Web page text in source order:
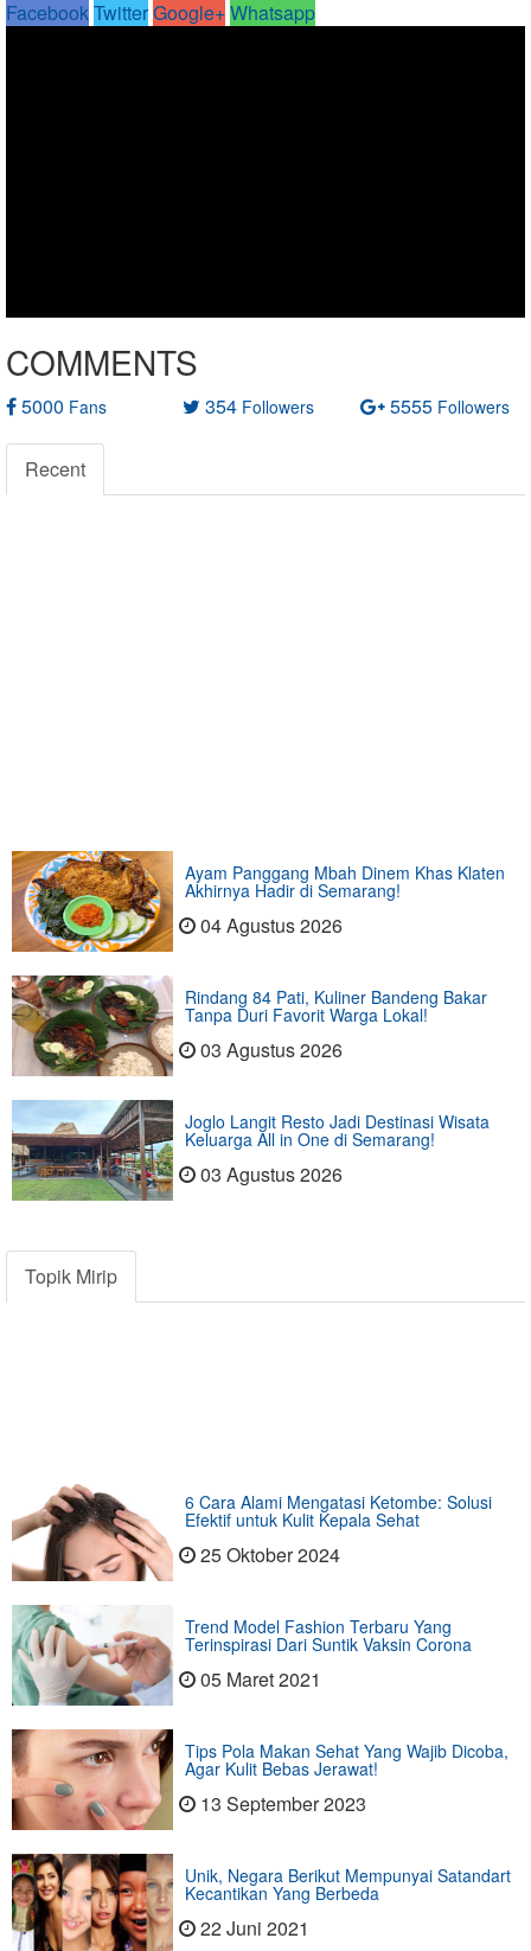
FacebookTwitterGoogle+Whatsapp
COMMENTS
5000 Fans 354 Followers 5555 Followers
Recent
Ayam Panggang Mbah Dinem Khas Klaten
Akhirnya Hadir di Semarang!
04 Agustus 2026
Rindang 84 Pati, Kuliner Bandeng Bakar
Tanpa Duri Favorit Warga Lokal!
03 Agustus 2026
Joglo Langit Resto Jadi Destinasi Wisata
Keluarga All in One di Semarang!
03 Agustus 2026
Topik Mirip
6 Cara Alami Mengatasi Ketombe: Solusi
Efektif untuk Kulit Kepala Sehat
25 Oktober 2024
Trend Model Fashion Terbaru Yang
Terinspirasi Dari Suntik Vaksin Corona
05 Maret 2021
Tips Pola Makan Sehat Yang Wajib Dicoba,
Agar Kulit Bebas Jerawat!
13 September 2023
Unik, Negara Berikut Mempunyai Satandart
Kecantikan Yang Berbeda
22 Juni 2021